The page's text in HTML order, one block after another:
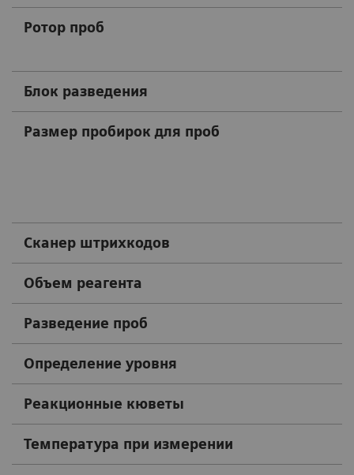
Ротор проб
Блок разведения
Размер пробирок для проб
Сканер штрихкодов
Объем реагента
Разведение проб
Определение уровня
Реакционные кюветы
Температура при измерении